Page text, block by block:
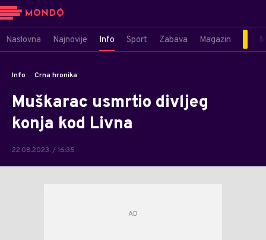
Naslovna Najnovije Info Sport Zabava Magazin
Info Crna hronika
Muškarac usmrtio divljeg
konja kod Livna
22.08.2023. / 16:35